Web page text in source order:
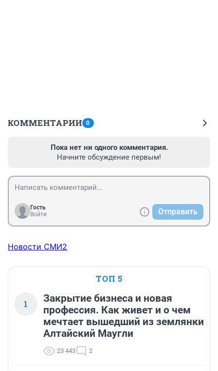
КОММЕНТАРИИ 0
Пока нет ни одного комментария.
Начните обсуждение первым!
Гость
Войти
Отправить
Новости СМИ2
ТОП 5
1
Закрытие бизнеса и новая
профессия. Как живет и о чем
мечтает вышедший из землянки
Алтайский Маугли
23 443 2